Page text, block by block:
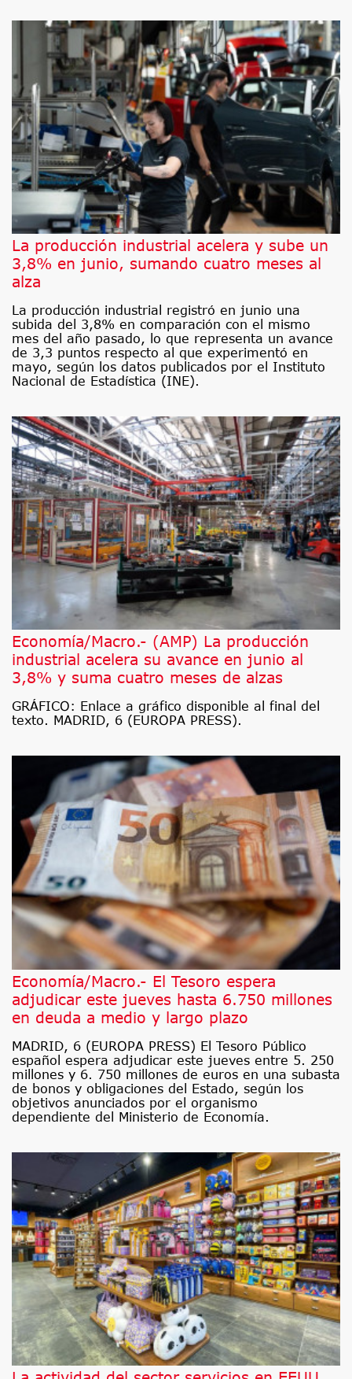
La producción industrial acelera y sube un
3,8% en junio, sumando cuatro meses al
alza
La producción industrial registró en junio una
subida del 3,8% en comparación con el mismo
mes del año pasado, lo que representa un avance
de 3,3 puntos respecto al que experimentó en
mayo, según los datos publicados por el Instituto
Nacional de Estadística (INE).
Economía/Macro.- (AMP) La producción
industrial acelera su avance en junio al
3,8% y suma cuatro meses de alzas
GRÁFICO: Enlace a gráfico disponible al final del
texto. MADRID, 6 (EUROPA PRESS).
Economía/Macro.- El Tesoro espera
adjudicar este jueves hasta 6.750 millones
en deuda a medio y largo plazo
MADRID, 6 (EUROPA PRESS) El Tesoro Público
español espera adjudicar este jueves entre 5. 250
millones y 6. 750 millones de euros en una subasta
de bonos y obligaciones del Estado, según los
objetivos anunciados por el organismo
dependiente del Ministerio de Economía.